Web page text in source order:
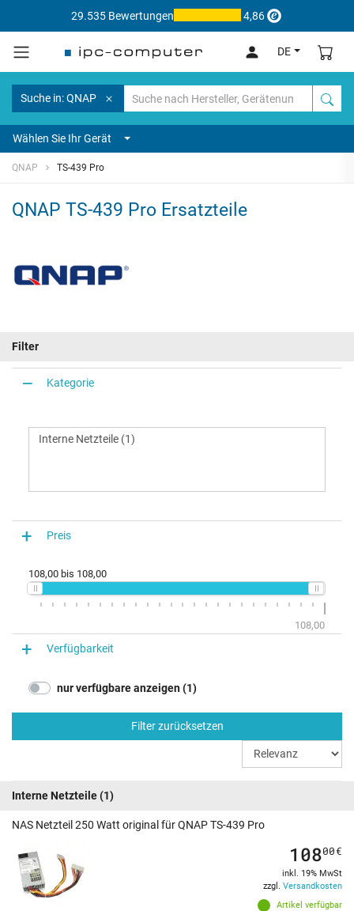
29.535 Bewertungen 4,86
DE
Suche in: QNAP
Wählen Sie Ihr Gerät
QNAP TS-439 Pro
QNAP TS-439 Pro Ersatzteile
Filter
Kategorie
Preis
108,00 bis 108,00
108,00
Verfügbarkeit
nur verfügbare anzeigen (1)
Filter zurücksetzen
Interne Netzteile(1)
NAS Netzteil 250 Watt original für QNAP TS-439 Pro
Artikel verfügbar
10800€
inkl. 19% MwSt
zzgl. Versandkosten